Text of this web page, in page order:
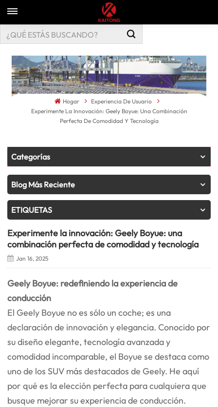
Hogar
Experiencia De Usuario
Experimente La Innovación: Geely Boyue: Una Combinación
Perfecta De Comodidad Y Tecnología
Categorías
Blog Más Reciente
ETIQUETAS
Experimente la innovación: Geely Boyue: una
combinación perfecta de comodidad y tecnología
Jan 16, 2025
Geely Boyue: redefiniendo la experiencia de
conducción
El Geely Boyue no es sólo un coche; es una
declaración de innovación y elegancia. Conocido por
su diseño elegante, tecnología avanzada y
comodidad incomparable, el Boyue se destaca como
uno de los SUV más destacados de Geely. He aquí
por qué es la elección perfecta para cualquiera que
busque mejorar su experiencia de conducción.